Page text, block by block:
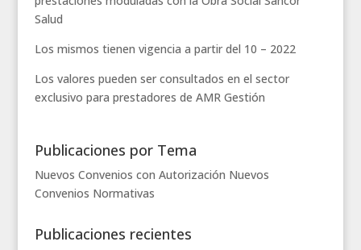
Salud
Los mismos tienen vigencia a partir del 10 – 2022
Los valores pueden ser consultados en el sector
exclusivo para prestadores de AMR Gestión
Publicaciones por Tema
Nuevos Convenios con Autorización Nuevos
Convenios Normativas
Publicaciones recientes